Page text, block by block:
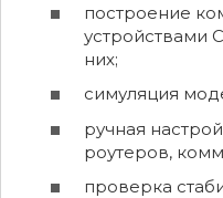
построение
устройствами
них;
симуляция
ручная
роутеров,
проверка